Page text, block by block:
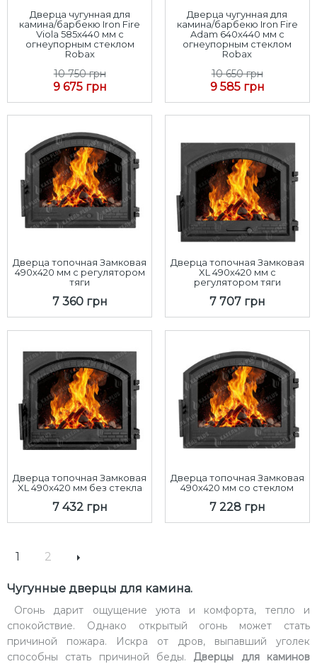
Дверца чугунная для
камина/барбекю Iron Fire
Viola 585х440 мм с
огнеупорным стеклом
Robax
10 750 грн
9 675 грн
Дверца чугунная для
камина/барбекю Iron Fire
Adam 640x440 мм с
огнеупорным стеклом
Robax
10 650 грн
9 585 грн
Дверца топочная Замковая
490х420 мм с регулятором
тяги
7 360 грн
Дверца топочная Замковая
XL 490х420 мм с
регулятором тяги
7 707 грн
Дверца топочная Замковая
XL 490х420 мм без стекла
7 432 грн
Дверца топочная Замковая
490х420 мм со стеклом
7 228 грн
1 2
Чугунные дверцы для камина.
Огонь дарит ощущение уюта и комфорта, тепло и
спокойствие. Однако открытый огонь может стать
причиной пожара. Искра от дров, выпавший уголек
способны стать причиной беды. Дверцы для каминов